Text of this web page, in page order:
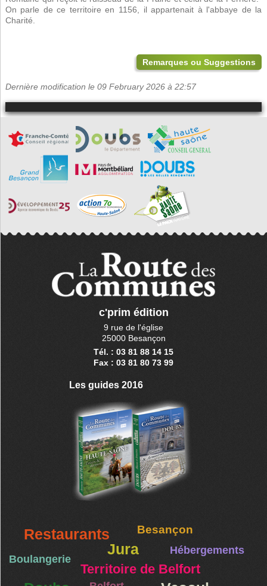
On parle de ce territoire en 1156, il appartenait à l'abbaye de la
Charité.
Remarques ou Suggestions
Dernière modification le 09 February 2026 à 22:57
c'prim édition
9 rue de l'église
25000 Besançon
Tél. : 03 81 88 14 15
Fax : 03 81 80 73 99
Les guides 2016
Restaurants Besançon
Jura Hébergements
Boulangerie
Territoire de Belfort